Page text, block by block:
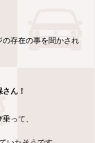
存在の事を聞かされ
ん！
って、